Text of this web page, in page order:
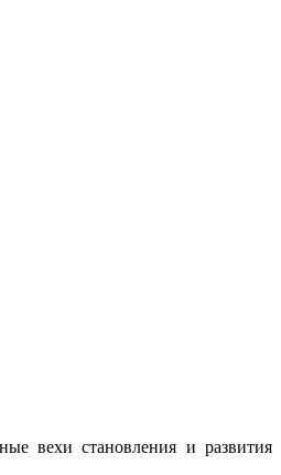
вехи становления и развития